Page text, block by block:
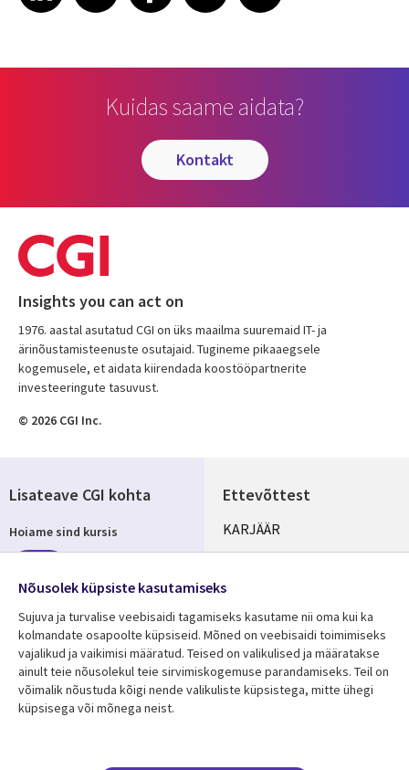
Kuidas saame aidata?
kontakt
Insights you can act on
1976. aastal asutatud CGI on üks maailma suuremaid IT- ja
ärinõustamisteenuste osutajaid. Tugineme pikaaegsele
kogemusele, et aidata kiirendada koostööpartnerite
investeeringute tasuvust.
© 2026 CGI Inc.
Ettevõttest
Useful
links
ESTONIA
KARJÄÄR
KONTORID
Lisateave CGI kohta
Hoiame sind kursis
Jälgi meid
Social
Media
Nõusolek küpsiste kasutamiseks
Sujuva ja turvalise veebisaidi tagamiseks kasutame nii oma kui ka
kolmandate osapoolte küpsiseid. Mõned on veebisaidi toimimiseks
vajalikud ja vaikimisi määratud. Teised on valikulised ja määratakse
ainult teie nõusolekul teie sirvimiskogemuse parandamiseks. Teil on
võimalik nõustuda kõigi nende valikuliste küpsistega, mitte ühegi
küpsisega või mõnega neist.